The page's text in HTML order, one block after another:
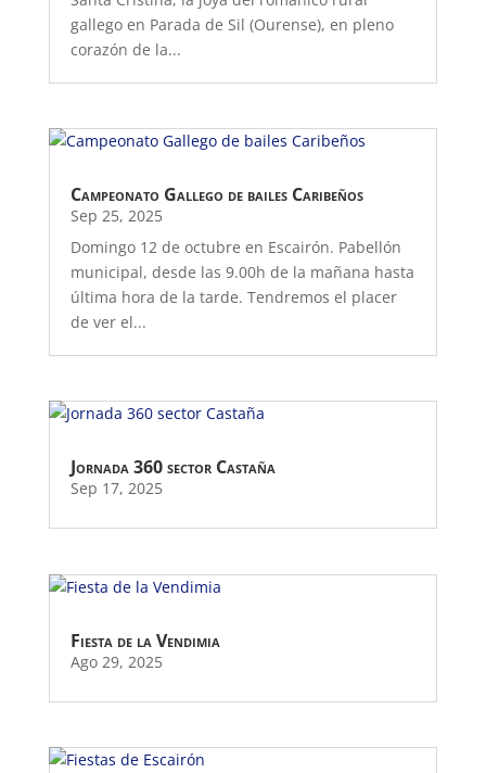
gallego en Parada de Sil (Ourense), en pleno
corazón de la...
Campeonato Gallego de bailes Caribeños
Sep 25, 2025
Domingo 12 de octubre en Escairón. Pabellón
municipal, desde las 9.00h de la mañana hasta
última hora de la tarde. Tendremos el placer
de ver el...
Jornada 360 sector Castaña
Sep 17, 2025
Fiesta de la Vendimia
Ago 29, 2025